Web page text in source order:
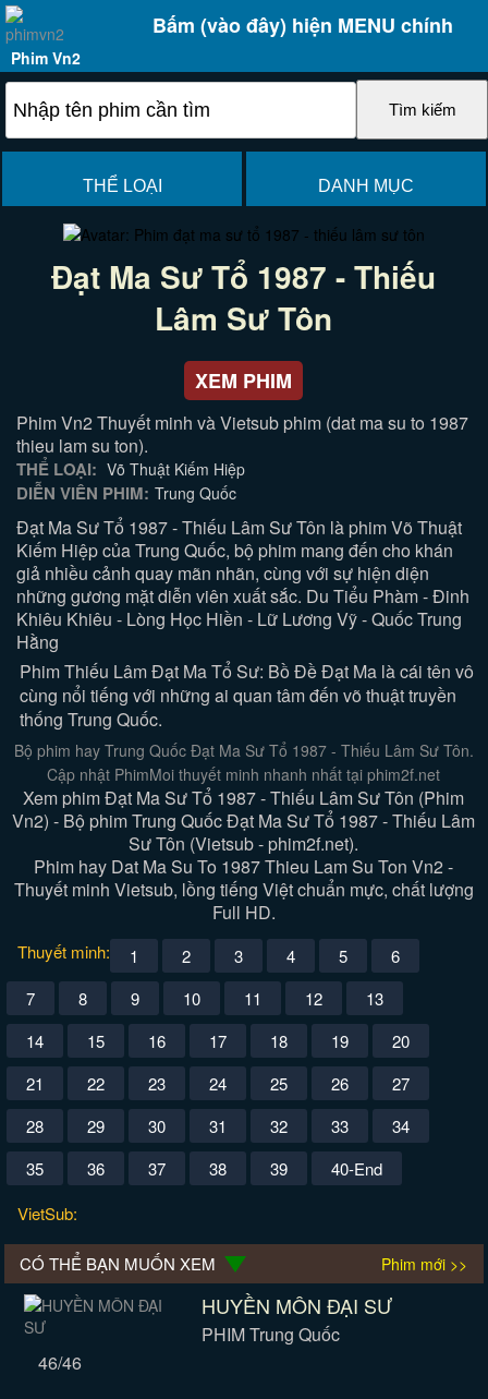
Bấm (vào đây) hiện MENU chính
Phim Vn2
THỂ LOẠI DANH MỤC
Đạt Ma Sư Tổ 1987 - Thiếu
Lâm Sư Tôn
XEM PHIM
Phim Vn2 Thuyết minh và Vietsub phim (dat ma su to 1987
thieu lam su ton).
THỂ LOẠI: Võ Thuật Kiếm Hiệp
DIỄN VIÊN PHIM: Trung Quốc
Đạt Ma Sư Tổ 1987 - Thiếu Lâm Sư Tôn là phim Võ Thuật
Kiếm Hiệp của Trung Quốc, bộ phim mang đến cho khán
giả nhiều cảnh quay mãn nhãn, cùng với sự hiện diện
những gương mặt diễn viên xuất sắc. Du Tiểu Phàm - Đinh
Khiêu Khiêu - Lòng Học Hiền - Lữ Lương Vỹ - Quốc Trung
Hằng
Phim Thiếu LâmĐạt Ma Tổ Sư: Bồ Đề Đạt Ma là cái tên vô
cùng nổi tiếng với những ai quan tâm đến võ thuật truyền
thống Trung Quốc.
Bộ phim hay Trung Quốc Đạt Ma Sư Tổ 1987 - Thiếu Lâm Sư Tôn.
Cập nhật PhimMoi thuyết minh nhanh nhất tại phim2f.net
Xem phim Đạt Ma Sư Tổ 1987 - Thiếu Lâm Sư Tôn (Phim
Vn2) - Bộ phim Trung Quốc Đạt Ma Sư Tổ 1987 - Thiếu Lâm
Sư Tôn (Vietsub - phim2f.net).
Phim hay Dat Ma Su To 1987 Thieu Lam Su Ton Vn2 -
Thuyết minh Vietsub, lồng tiếng Việt chuẩn mực, chất lượng
Full HD.
Thuyết minh: 1 2 3 4 5
6
7
8 9 10 11 12
13
14
15 16 17 18 19
20
21
22 23 24 25 26
27
28
29 30 31 32 33
34
35
36 37 38 39
40-End
VietSub:
CÓ THỂ BẠN MUỐN XEM Phim mới >>
HUYỀN MÔN ĐẠI SƯ
PHIM Trung Quốc
46/46